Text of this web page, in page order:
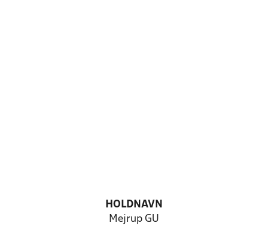
HOLDNAVN
Mejrup GU